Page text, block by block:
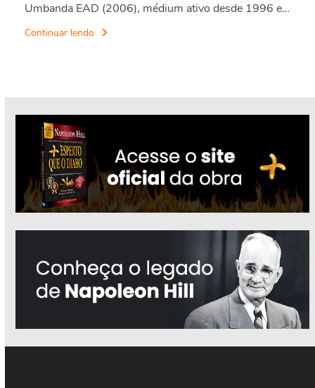
Umbanda EAD (2006), médium ativo desde 1996 e…
Continuar lendo